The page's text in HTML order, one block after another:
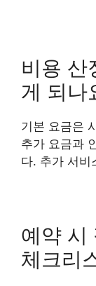
비용 산
게 되나
기본 요금은
추가 요금과
다. 추가 서비
예약 시
체크리